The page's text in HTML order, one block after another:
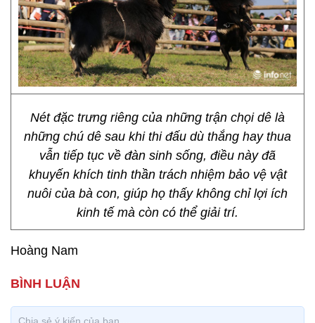
Nét đặc trưng riêng của những trận chọi dê là
những chú dê sau khi thi đấu dù thắng hay thua
vẫn tiếp tục về đàn sinh sống, điều này đã
khuyến khích tinh thần trách nhiệm bảo vệ vật
nuôi của bà con, giúp họ thấy không chỉ lợi ích
kinh tế mà còn có thể giải trí.
Hoàng Nam